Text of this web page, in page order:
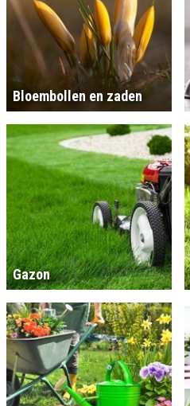
Bloembollen en zaden
Gazon